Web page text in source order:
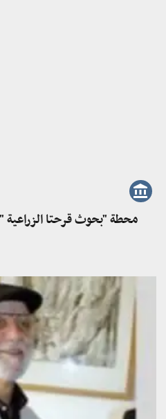
محطة "بحوث قرحتا الزراعية